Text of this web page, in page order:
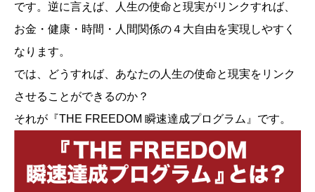
です。逆に言えば、人生の使命と現実がリンクすれば、
お金・健康・時間・人間関係の４大自由を実現しやすく
なります。
では、どうすれば、あなたの人生の使命と現実をリンク
させることができるのか？
それが『THE FREEDOM 瞬速達成プログラム』です。